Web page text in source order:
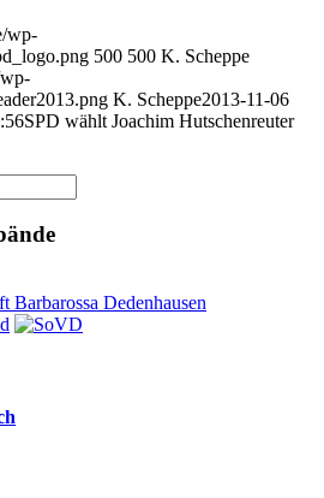
wp-
500 500 K. Scheppe
K. Scheppe2013-11-06
SPD wählt Joachim Hutschenreuter